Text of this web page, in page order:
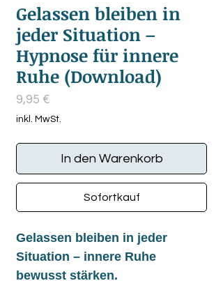
Gelassen bleiben in
jeder Situation –
Hypnose für innere
Ruhe (Download)
9,95 €
inkl. MwSt.
In den Warenkorb
Sofortkauf
Gelassen bleiben in jeder
Situation – innere Ruhe
bewusst stärken.